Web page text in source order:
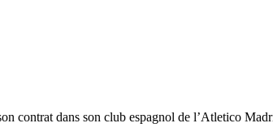
contrat dans son club espagnol de l’Atletico